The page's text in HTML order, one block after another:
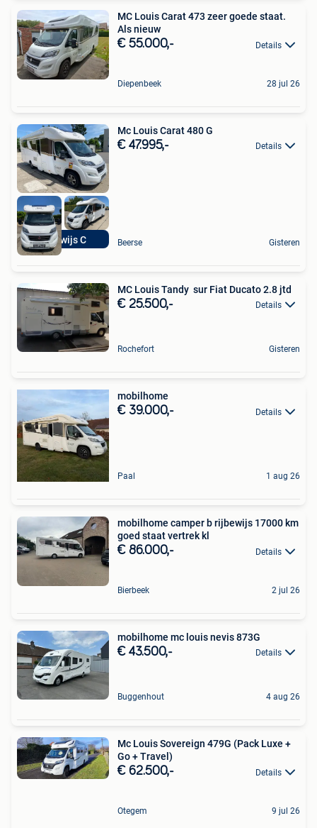
MC Louis Carat 473 zeer goede staat.
Als nieuw
€ 55.000,- Details
Diepenbeek 28 jul 26
rijbewijs C
Mc Louis Carat 480 G
€ 47.995,- Details
Beerse Gisteren
MC Louis Tandy ️ sur Fiat Ducato 2.8 jtd
€ 25.500,- Details
Rochefort Gisteren
mobilhome
€ 39.000,- Details
Paal 1 aug 26
mobilhome camper b rijbewijs 17000 km
goed staat vertrek kl
€ 86.000,- Details
Bierbeek 2 jul 26
mobilhome mc louis nevis 873G
€ 43.500,- Details
Buggenhout 4 aug 26
Mc Louis Sovereign 479G (Pack Luxe +
Go + Travel)
€ 62.500,- Details
Otegem 9 jul 26